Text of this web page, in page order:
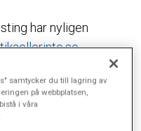
har nyligen
.
ge kunskap om
och när det
samtycker du till lagring av
på webbplatsen,
i våra